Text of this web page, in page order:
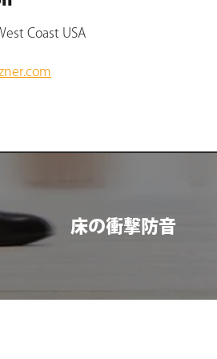
Coast USA
床の衝撃防音